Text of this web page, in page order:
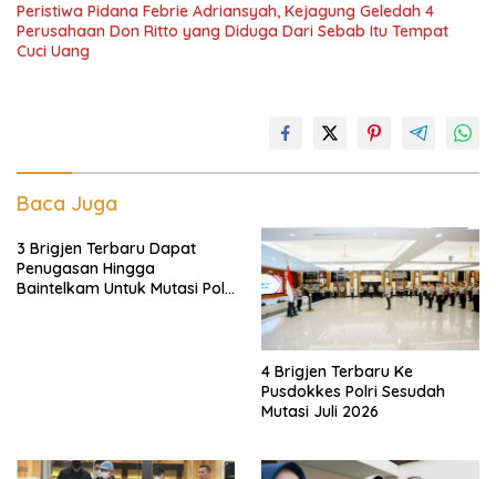
Peristiwa Pidana Febrie Adriansyah, Kejagung Geledah 4
Perusahaan Don Ritto yang Diduga Dari Sebab Itu Tempat
Cuci Uang
Baca Juga
3 Brigjen Terbaru Dapat
Penugasan Hingga
Baintelkam Untuk Mutasi Polri
4 Brigjen Terbaru Ke
Pusdokkes Polri Sesudah
Mutasi Juli 2026